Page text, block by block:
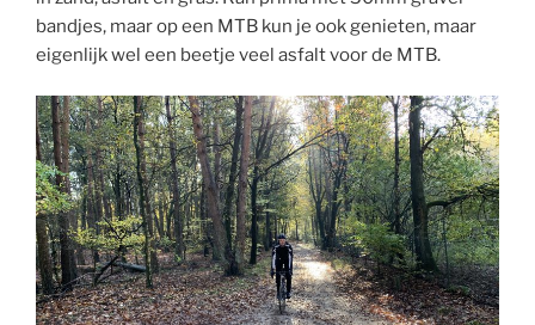
bandjes, maar op een MTB kun je ook genieten, maar
eigenlijk wel een beetje veel asfalt voor de MTB.